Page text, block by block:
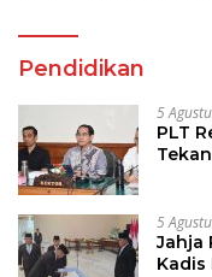
Pendidikan
5
PLT
5
Jahja
Kadis